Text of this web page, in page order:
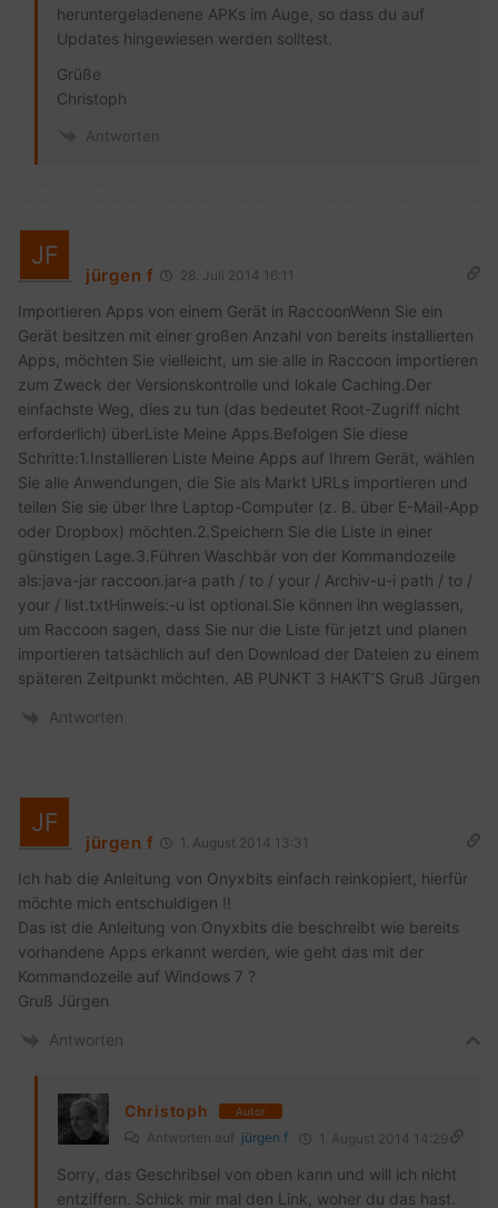
heruntergeladenene APKs im Auge, so dass du auf
Updates hingewiesen werden solltest.
Grüße
Christoph
Antworten
jürgen f 28. Juli 2014 16:11
Importieren Apps von einem Gerät in RaccoonWenn Sie ein
Gerät besitzen mit einer großen Anzahl von bereits installierten
Apps, möchten Sie vielleicht, um sie alle in Raccoon importieren
zum Zweck der Versionskontrolle und lokale Caching.Der
einfachste Weg, dies zu tun (das bedeutet Root-Zugriff nicht
erforderlich) überListe Meine Apps.Befolgen Sie diese
Schritte:1.Installieren Liste Meine Apps auf Ihrem Gerät, wählen
Sie alle Anwendungen, die Sie als Markt URLs importieren und
teilen Sie sie über Ihre Laptop-Computer (z. B. über E-Mail-App
oder Dropbox) möchten.2.Speichern Sie die Liste in einer
günstigen Lage.3.Führen Waschbär von der Kommandozeile
als:java-jar raccoon.jar-a path / to / your / Archiv-u-i path / to /
your / list.txtHinweis:-u ist optional.Sie können ihn weglassen,
um Raccoon sagen, dass Sie nur die Liste für jetzt und planen
importieren tatsächlich auf den Download der Dateien zu einem
späteren Zeitpunkt möchten. AB PUNKT 3 HAKT’S Gruß Jürgen
Antworten
jürgen f 1. August 2014 13:31
Ich hab die Anleitung von Onyxbits einfach reinkopiert, hierfür
möchte mich entschuldigen !!
Das ist die Anleitung von Onyxbits die beschreibt wie bereits
vorhandene Apps erkannt werden, wie geht das mit der
Kommandozeile auf Windows 7 ?
Gruß Jürgen
Antworten
Christoph Autor
Antworten auf jürgen f 1. August 2014 14:29
Sorry, das Geschribsel von oben kann und will ich nicht
entziffern. Schick mir mal den Link, woher du das hast.